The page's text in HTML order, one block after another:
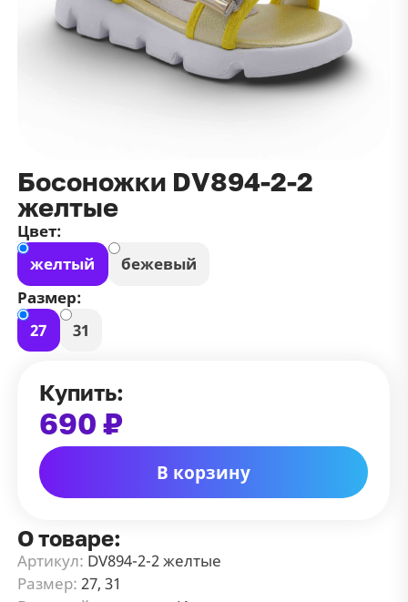
Босоножки DV894-2-2
желтые
Цвет:
желтый
бежевый
Размер:
27
31
Купить:
690 ₽
В корзину
О товаре:
Артикул: DV894-2-2 желтые
Размер: 27, 31
данных
публичной оффертой
Зарегистрироваться
100 ₽100 ₽
42